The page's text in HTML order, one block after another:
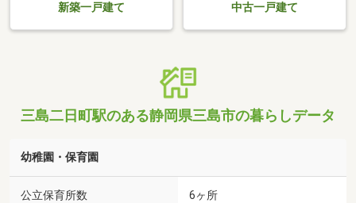
新築一戸建て 中古一戸建て
三島二日町駅のある静岡県三島市の暮らしデータ
幼稚園・保育園
公立保育所数
6ヶ所